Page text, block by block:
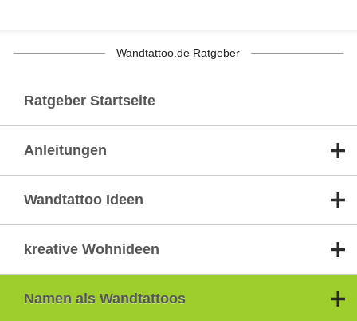
Wandtattoo.de Ratgeber
Ratgeber Startseite
Anleitungen
Wandtattoo Ideen
kreative Wohnideen
Namen als Wandtattoos